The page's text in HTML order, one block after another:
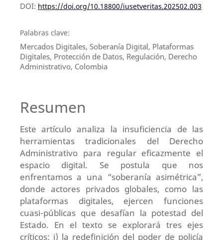
DOI: https://doi.org/10.18800/iusetveritas.202502.003
Palabras clave:
Mercados Digitales, Soberanía Digital, Plataformas
Digitales, Protección de Datos, Regulación, Derecho
Administrativo, Colombia
Resumen
Este artículo analiza la insuficiencia de las
herramientas tradicionales del Derecho
Administrativo para regular eficazmente el
espacio digital. Se postula que nos
enfrentamos a una “soberanía asimétrica”,
donde actores privados globales, como las
plataformas digitales, ejercen funciones
cuasi-públicas que desafían la potestad del
Estado. En el texto se explorará tres ejes
críticos: i) la redefinición del poder de policía